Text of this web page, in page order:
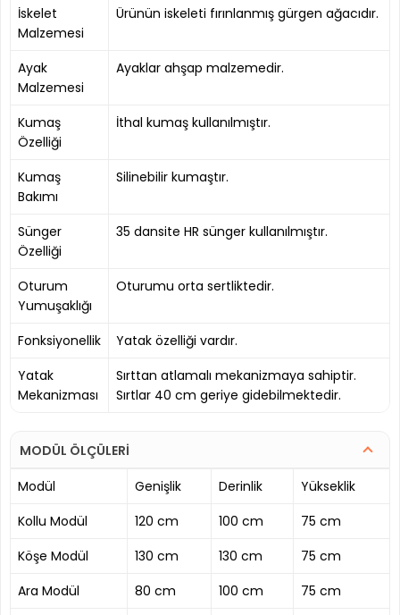
İskelet
Malzemesi
Ürünün iskeleti fırınlanmış gürgen ağacıdır.
Ayak
Malzemesi
Ayaklar ahşap malzemedir.
Kumaş
Özelliği
İthal kumaş kullanılmıştır.
Kumaş
Bakımı
Silinebilir kumaştır.
Sünger
Özelliği
35 dansite HR sünger kullanılmıştır.
Oturum
Yumuşaklığı
Oturumu orta sertliktedir.
Fonksiyonellik
Yatak özelliği vardır.
Yatak
Mekanizması
Sırttan atlamalı mekanizmaya sahiptir.
Sırtlar 40 cm geriye gidebilmektedir.
MODÜL ÖLÇÜLERİ
Modül
Genişlik Derinlik
Yükseklik
Kollu Modül
120 cm 100 cm
75 cm
Köşe Modül
130 cm 130 cm
75 cm
Ara Modül
80 cm 100 cm
75 cm